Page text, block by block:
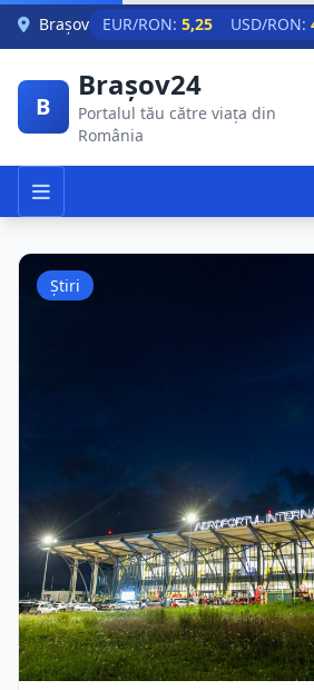
Skip to main content
Brașov EUR/RON: 5,25 USD/RON:
B
Brașov24
Portalul tău către viața din
România
Știri